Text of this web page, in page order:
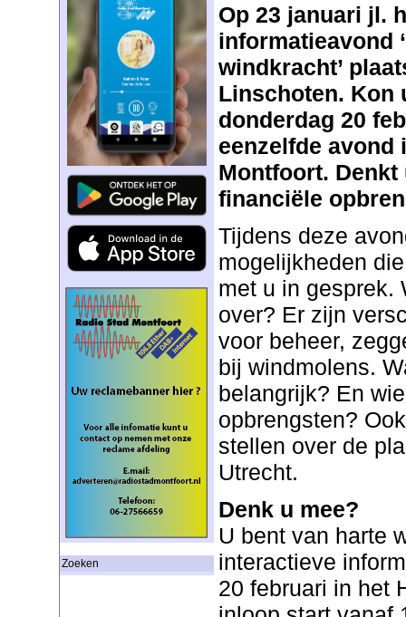
Zoeken
Op 23 januari jl.
informatieavond
windkracht’
Linschoten. Kon
donderdag 20
eenzelfde avond
Montfoort. Denkt
financiële
Tijdens deze
mogelijkheden
met u in gesprek.
over? Er zijn
voor beheer,
bij windmolens.
belangrijk? En
opbrengsten?
stellen over de
Utrecht.
Denk u mee?
U bent van harte
interactieve
20 februari in het